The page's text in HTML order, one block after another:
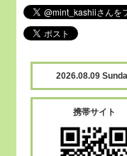
2026.08.09
携帯サイト